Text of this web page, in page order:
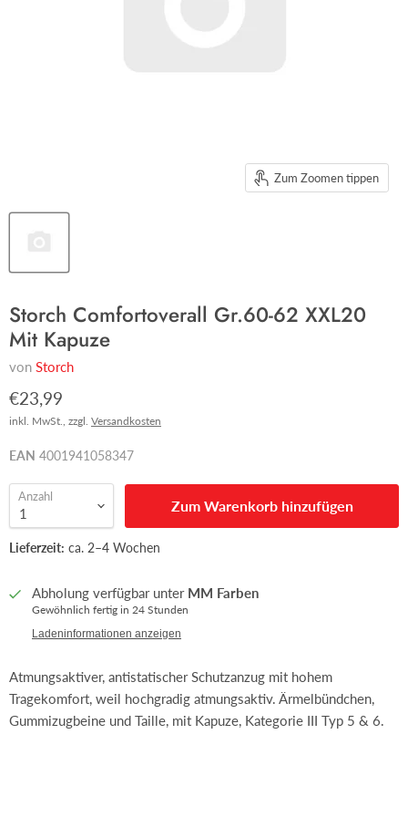
Zum Zoomen tippen
Storch Comfortoverall Gr.60-62 XXL20
Mit Kapuze
von Storch
€23,99
inkl. MwSt., zzgl. Versandkosten
EAN 4001941058347
Anzahl
Zum Warenkorb hinzufügen
Lieferzeit: ca. 2–4 Wochen
Abholung verfügbar unter MM Farben
Gewöhnlich fertig in 24 Stunden
Ladeninformationen anzeigen
Atmungsaktiver, antistatischer Schutzanzug mit hohem
Tragekomfort, weil hochgradig atmungsaktiv. Ärmelbündchen,
Gummizugbeine und Taille, mit Kapuze, Kategorie III Typ 5 & 6.